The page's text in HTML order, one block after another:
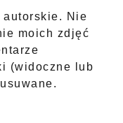
autorskie. Nie
moich zdjęć
(widoczne lub